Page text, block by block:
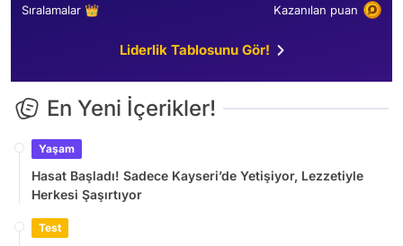
Sıralamalar 👑 Kazanılan puan
Liderlik Tablosunu Gör!
En Yeni İçerikler!
Yaşam
Hasat Başladı! Sadece Kayseri’de Yetişiyor, Lezzetiyle
Herkesi Şaşırtıyor
Test